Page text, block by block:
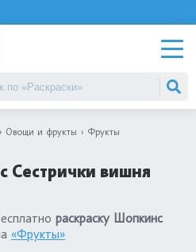
Овощи и фрукты
Фрукты
Сестрички вишня
раскраску Шопкинс
«Фрукты»